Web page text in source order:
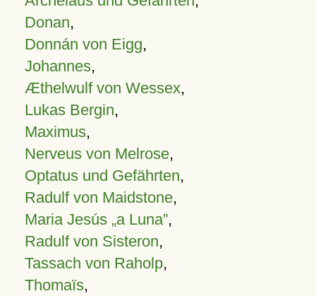
Donan,
Donnán von Eigg,
Johannes,
Æthelwulf von Wessex,
Lukas Bergin,
Maximus,
Nerveus von Melrose,
Optatus und Gefährten,
Radulf von Maidstone,
Maria Jesús „a Luna”,
Radulf von Sisteron,
Tassach von Raholp,
Thomaïs,